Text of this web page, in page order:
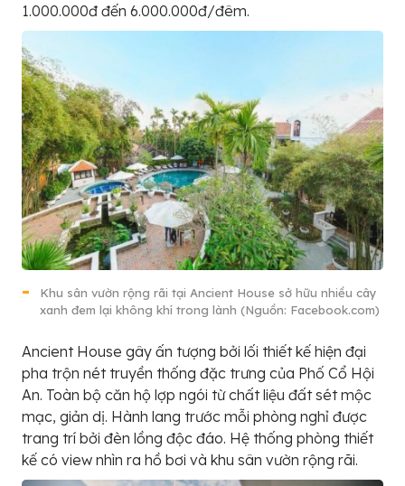
1.000.000đ đến 6.000.000đ/đêm.
Khu sân vườn rộng rãi tại Ancient House sở hữu nhiều cây
xanh đem lại không khí trong lành (Nguồn: Facebook.com)
Ancient House gây ấn tượng bởi lối thiết kế hiện đại
pha trộn nét truyền thống đặc trưng của Phố Cổ Hội
An. Toàn bộ căn hộ lợp ngói từ chất liệu đất sét mộc
mạc, giản dị. Hành lang trước mỗi phòng nghỉ được
trang trí bởi đèn lồng độc đáo. Hệ thống phòng thiết
kế có view nhìn ra hồ bơi và khu sân vườn rộng rãi.